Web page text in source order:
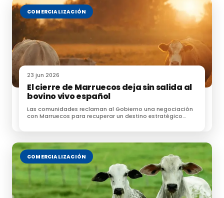
cambio climático mientras apoyan sectores
económicos vitales
Referencias:
Unión de Uniones resalta los daños
económicos provocados por la EHE
La sequía obliga a sacrificar 50 vacas a la
semana en Castellón
COMERCIALIZACIÓN
23 jun 2026
El cierre de Marruecos deja sin salida al
bovino vivo español
Las comunidades reclaman al Gobierno una negociación
con Marruecos para recuperar un destino estratégico
COMERCIALIZACIÓN